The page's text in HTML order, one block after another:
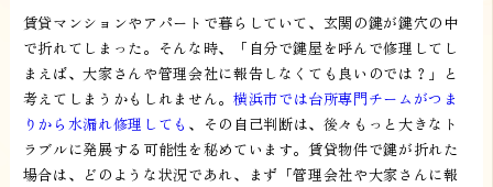
賃貸マンションやアパートで暮らしていて、玄関の鍵が鍵穴の中
で折れてしまった。そんな時、「自分で鍵屋を呼んで修理してし
まえば、大家さんや管理会社に報告しなくても良いのでは？」と
考えてしまうかもしれません。 横浜市では台所専門チームがつま
りから水漏れ修理しても 、その自己判断は、後々もっと大きなト
ラブルに発展する可能性を秘めています。賃貸物件で鍵が折れた
場合は、どのような状況であれ、まず「管理会社や大家さんに報